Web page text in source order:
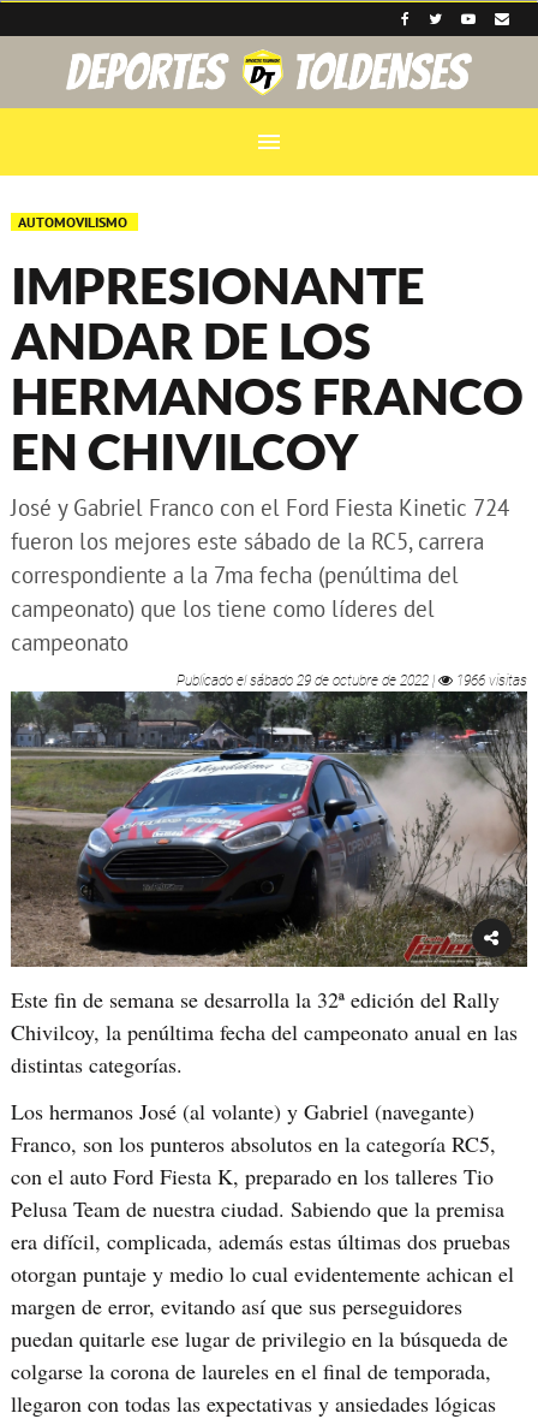
menu
AUTOMOVILISMO
IMPRESIONANTE
ANDAR DE LOS
HERMANOS FRANCO
EN CHIVILCOY
José y Gabriel Franco con el Ford Fiesta Kinetic 724
fueron los mejores este sábado de la RC5, carrera
correspondiente a la 7ma fecha (penúltima del
campeonato) que los tiene como líderes del
campeonato
Publicado elsábado 29 de octubre de 2022 | 1966 visitas
Este fin de semana se desarrolla la 32ª edición del Rally
Chivilcoy, la penúltima fecha del campeonato anual en las
distintas categorías.
Los hermanos José (al volante) y Gabriel (navegante)
Franco, son los punteros absolutos en la categoría RC5,
con el auto Ford Fiesta K, preparado en los talleres Tio
Pelusa Team de nuestra ciudad. Sabiendo que la premisa
era difícil, complicada, además estas últimas dos pruebas
otorgan puntaje y medio lo cual evidentemente achican el
margen de error, evitando así que sus perseguidores
puedan quitarle ese lugar de privilegio en la búsqueda de
colgarse la corona de laureles en el final de temporada,
llegaron con todas las expectativas y ansiedades lógicas